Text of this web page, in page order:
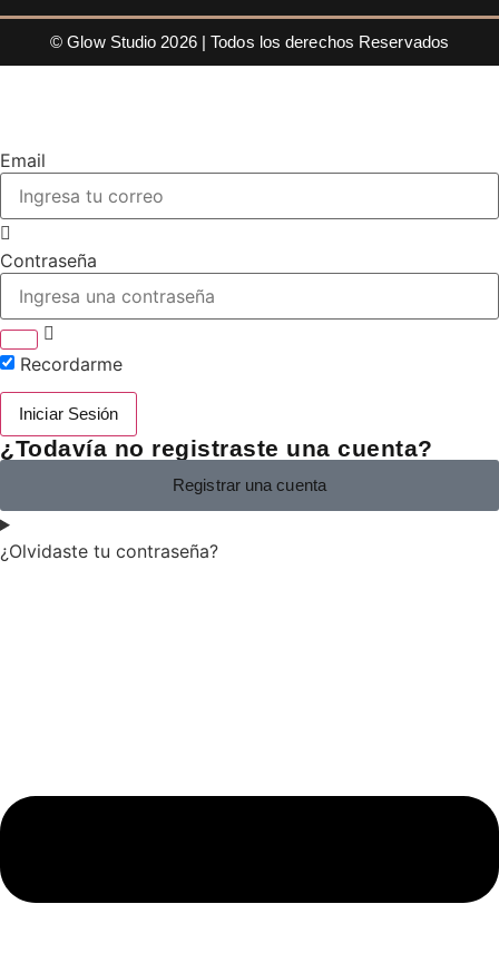
© Glow Studio 2026 | Todos los derechos Reservados
Email
Contraseña
Recordarme
Iniciar Sesión
¿Todavía no registraste una cuenta?
Registrar una cuenta
¿Olvidaste tu contraseña?